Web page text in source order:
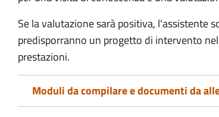
Se la valutazione sarà positiva, l'assistente
predisporranno un progetto di intervento
prestazioni.
Moduli da compilare e documenti da